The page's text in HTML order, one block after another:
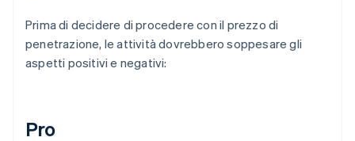
Prima di decidere di procedere con il prezzo di
penetrazione, le attività dovrebbero soppesare gli
aspetti positivi e negativi:
Pro